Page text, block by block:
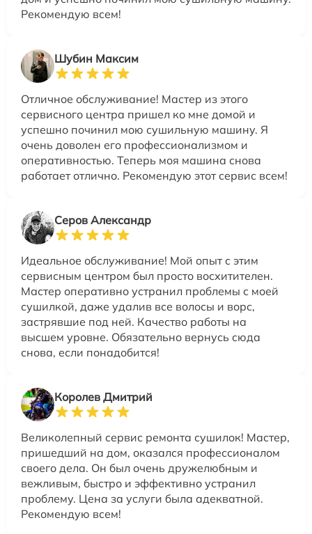
Рекомендую всем!
Шубин Максим
Отличное обслуживание! Мастер из этого
сервисного центра пришел ко мне домой и
успешно починил мою сушильную машину. Я
очень доволен его профессионализмом и
оперативностью. Теперь моя машина снова
работает отлично. Рекомендую этот сервис всем!
Серов Александр
Идеальное обслуживание! Мой опыт с этим
сервисным центром был просто восхитителен.
Мастер оперативно устранил проблемы с моей
сушилкой, даже удалив все волосы и ворс,
застрявшие под ней. Качество работы на
высшем уровне. Обязательно вернусь сюда
снова, если понадобится!
Королев Дмитрий
Великолепный сервис ремонта сушилок! Мастер,
пришедший на дом, оказался профессионалом
своего дела. Он был очень дружелюбным и
вежливым, быстро и эффективно устранил
проблему. Цена за услуги была адекватной.
Рекомендую всем!